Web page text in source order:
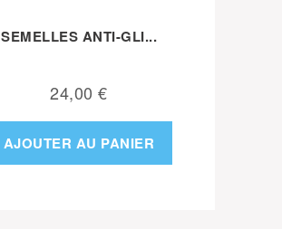
SEMELLES ANTI-GLI...
24,00 €
AJOUTER AU PANIER